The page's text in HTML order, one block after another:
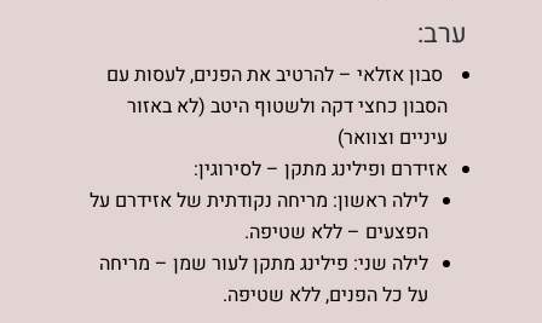
ערב:
סבון אזלאי – להרטיב את הפנים, לעסות עם
הסבון כחצי דקה ולשטוף היטב (לא באזור
עיניים וצוואר)
אזידרם ופילינג מתקן – לסירוגין:
לילה ראשון: מריחה נקודתית של אזידרם על
הפצעים – ללא שטיפה.
לילה שני: פילינג מתקן לעור שמן – מריחה
על כל הפנים, ללא שטיפה.